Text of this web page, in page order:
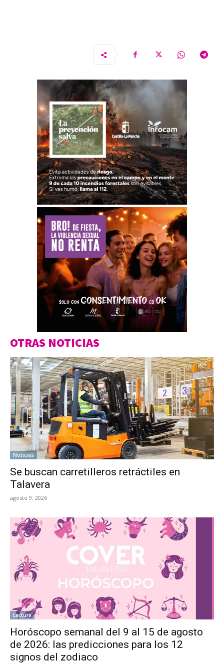
OTRAS NOTICIAS
Noticias
Se buscan carretilleros retráctiles en
Talavera
agosto 9, 2026
Lectura
Horóscopo semanal del 9 al 15 de agosto
de 2026: las predicciones para los 12
signos del zodiaco